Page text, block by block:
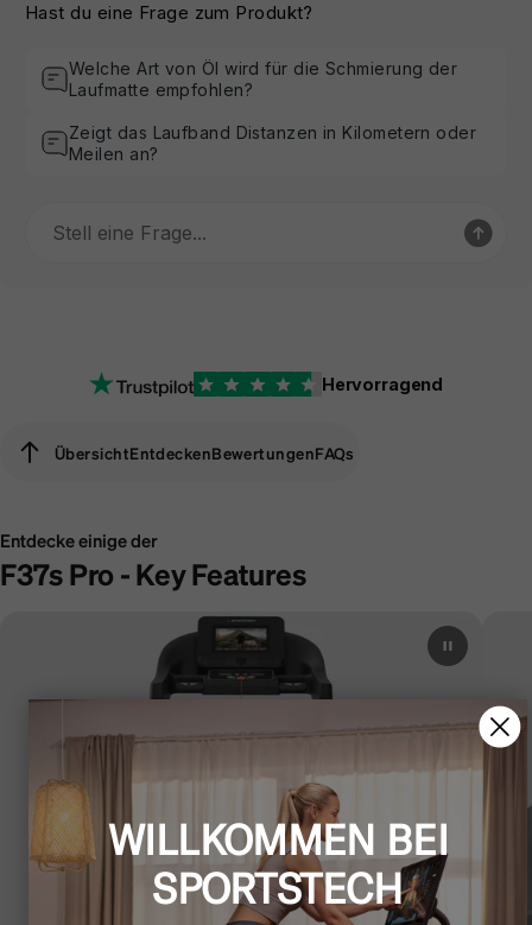
Hast du eine Frage zum Produkt?
Welche Art von Öl wird für die Schmierung der
Laufmatte empfohlen?
Zeigt das Laufband Distanzen in Kilometern oder
Meilen an?
Hervorragend
ÜbersichtEntdeckenBewertungenFAQs
Entdecke einige der
F37s Pro - Key Features
WILLKOMMEN BEI
SPORTSTECH